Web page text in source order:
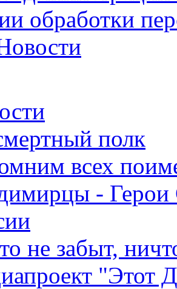
обработки
полк
всех
- Герои
не забыт,
"Этот